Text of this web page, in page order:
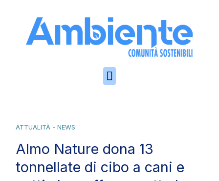
ATTUALITÀ - NEWS
Almo Nature dona 13
tonnellate di cibo a cani e